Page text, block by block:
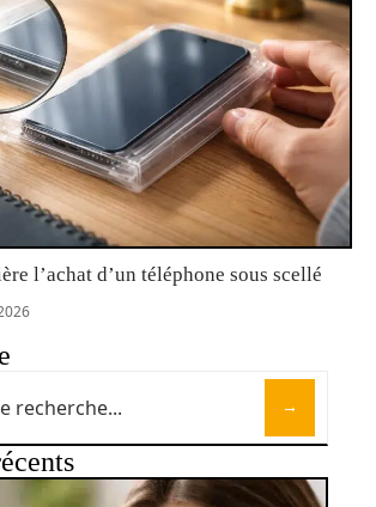
l’achat d’un téléphone sous scellé